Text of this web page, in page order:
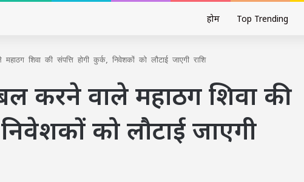
होम Top Trending
शिवा की संपत्ति होगी कुर्क, निवेशकों को लौटाई जाएगी राशि
करने वाले महाठग शिवा की
को लौटाई जाएगी